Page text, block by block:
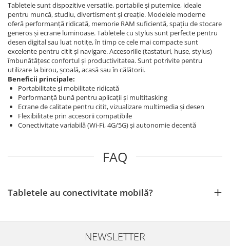
Tabletele sunt dispozitive versatile, portabile și puternice, ideale
pentru muncă, studiu, divertisment și creație. Modelele moderne
oferă performanță ridicată, memorie RAM suficientă, spațiu de stocare
generos și ecrane luminoase. Tabletele cu stylus sunt perfecte pentru
desen digital sau luat notițe, în timp ce cele mai compacte sunt
excelente pentru citit și navigare. Accesoriile (tastaturi, huse, stylus)
îmbunătățesc confortul și productivitatea. Sunt potrivite pentru
utilizare la birou, școală, acasă sau în călătorii.
Beneficii principale:
Portabilitate și mobilitate ridicată
Performanță bună pentru aplicații și multitasking
Ecrane de calitate pentru citit, vizualizare multimedia și desen
Flexibilitate prin accesorii compatibile
Conectivitate variabilă (Wi‑Fi, 4G/5G) și autonomie decentă
FAQ
Tabletele au conectivitate mobilă?
NEWSLETTER